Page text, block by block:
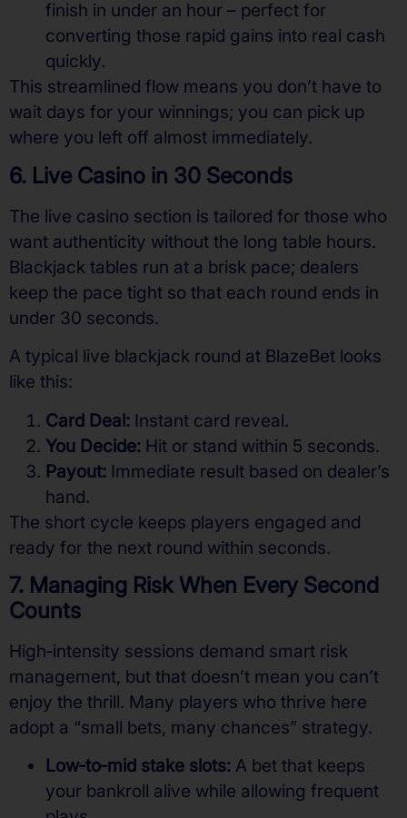
finish in under an hour – perfect for
converting those rapid gains into real cash
quickly.
This streamlined flow means you don’t have to
wait days for your winnings; you can pick up
where you left off almost immediately.
6. Live Casino in 30 Seconds
The live casino section is tailored for those who
want authenticity without the long table hours.
Blackjack tables run at a brisk pace; dealers
keep the pace tight so that each round ends in
under 30 seconds.
A typical live blackjack round at BlazeBet looks
like this:
Card Deal: Instant card reveal.
You Decide: Hit or stand within 5 seconds.
Payout: Immediate result based on dealer’s
hand.
The short cycle keeps players engaged and
ready for the next round within seconds.
7. Managing Risk When Every Second
Counts
High‑intensity sessions demand smart risk
management, but that doesn’t mean you can’t
enjoy the thrill. Many players who thrive here
adopt a “small bets, many chances” strategy.
Low‑to‑mid stake slots: A bet that keeps
your bankroll alive while allowing frequent